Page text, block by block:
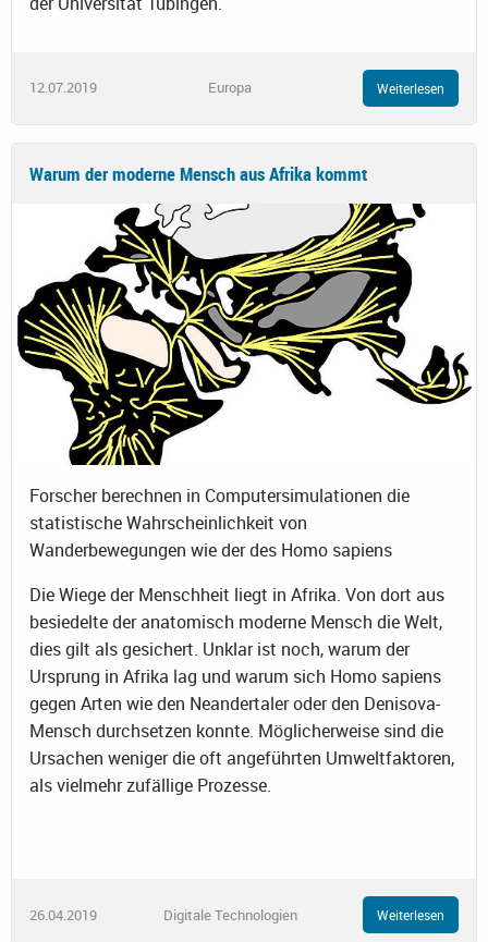
12.07.2019 Europa Weiterlesen
Warum der moderne Mensch aus Afrika kommt
Forscher berechnen in Computersimulationen die
statistische Wahrscheinlichkeit von
Wanderbewegungen wie der des Homo sapiens
Die Wiege der Menschheit liegt in Afrika. Von dort aus
besiedelte der anatomisch moderne Mensch die Welt,
dies gilt als gesichert. Unklar ist noch, warum der
Ursprung in Afrika lag und warum sich Homo sapiens
gegen Arten wie den Neandertaler oder den Denisova-
Mensch durchsetzen konnte. Möglicherweise sind die
Ursachen weniger die oft angeführten Umweltfaktoren,
als vielmehr zufällige Prozesse.
26.04.2019 Digitale Technologien Weiterlesen